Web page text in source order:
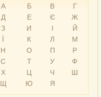
А Б В
Г
Д
Е Є
Ж
З
И І
Й
Ї
К Л
М
Н
О П
Р
С
Т У
Ф
Х
Ц Ч
Ш
Щ
Ю Я